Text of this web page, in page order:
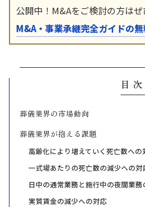
公開中！M&Aをご検討の方はぜ
M&A・事業承継完全ガイドの
目次
葬儀業界の市場動向
葬儀業界が抱える課題
高齢化により増えていく死亡数への
一式場あたりの死亡数の減少への対
日中の通常業務と施行中の夜間業務
実質賃金の減少への対応